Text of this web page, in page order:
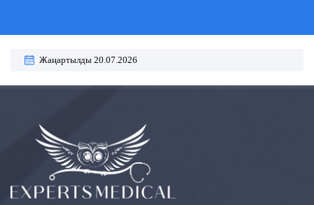
Жаңартылды 20.07.2026